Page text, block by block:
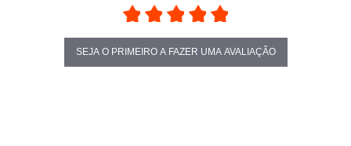
SEJA O PRIMEIRO A FAZER UMA AVALIAÇÃO